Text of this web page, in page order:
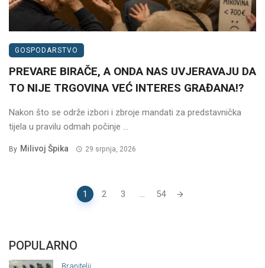
GOSPODARSTVO
PREVARE BIRAČE, A ONDA NAS UVJERAVAJU DA
TO NIJE TRGOVINA VEĆ INTERES GRAĐANA!?
Nakon što se održe izbori i zbroje mandati za predstavnička
tijela u pravilu odmah počinje ...
By Milivoj Špika 29 srpnja, 2026
1 2 3 ... 54
POPULARNO
Branitelji